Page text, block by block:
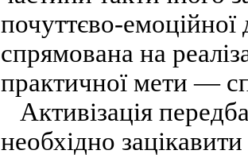
почуттєво-емоційної
спрямована на
практичної мети —
Активізація
необхідно